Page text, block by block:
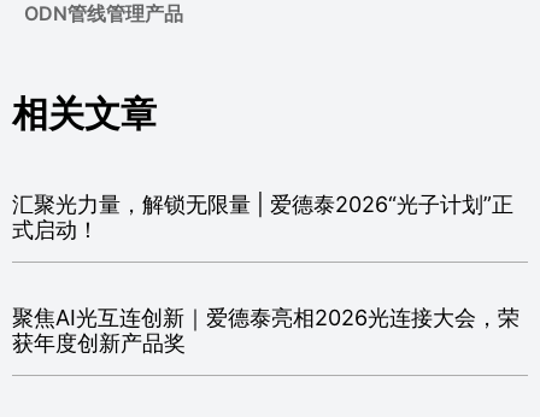
ODN管线管理产品
相关文章
汇聚光力量，解锁无限量 | 爱德泰2026“光子计划”正
式启动！
聚焦AI光互连创新｜爱德泰亮相2026光连接大会，荣
获年度创新产品奖